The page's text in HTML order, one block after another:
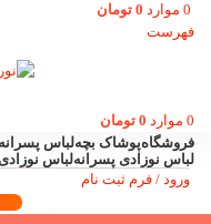
0 موارد 0 تومان
فهرست
0 موارد 0 تومان
فروشگاهپوشاک بچهلباس پسرانه
لباس نوزادی پسرانهلباس
ورود / فرم ثبت نام